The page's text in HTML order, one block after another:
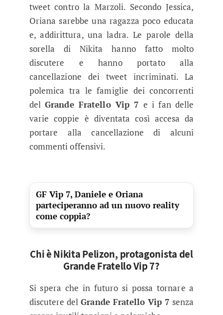
tweet contro la Marzoli. Secondo Jessica,
Oriana sarebbe una ragazza poco educata
e, addirittura, una ladra. Le parole della
sorella di Nikita hanno fatto molto
discutere e hanno portato alla
cancellazione dei tweet incriminati. La
polemica tra le famiglie dei concorrenti
delGrande Fratello Vip 7 e i fan delle
varie coppie è diventata così accesa da
portare alla cancellazione di alcuni
commenti offensivi.
GF Vip 7, Daniele e Oriana
parteciperanno ad un nuovo reality
come coppia?
Chi è Nikita Pelizon, protagonista del
Grande Fratello Vip 7?
Si spera che in futuro si possa tornare a
discutere delGrande Fratello Vip 7 senza